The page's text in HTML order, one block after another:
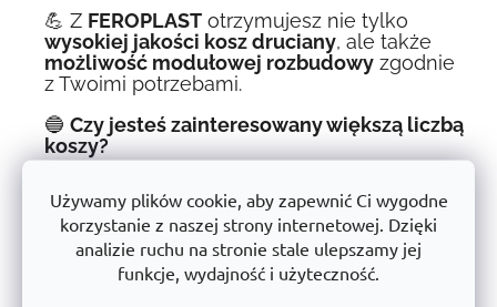
Używamy plików cookie, aby zapewnić Ci wygodne
korzystanie z naszej strony internetowej. Dzięki
analizie ruchu na stronie stale ulepszamy jej
funkcje, wydajność i użyteczność.
💪 Z FEROPLAST otrzymujesz nie tylko
wysokiej jakości kosz druciany, ale także
możliwość modułowej rozbudowy zgodnie
z Twoimi potrzebami.
🔵 Czy jesteś zainteresowany większą liczbą
koszy?
adresemshop@trestles.pllub 954 949. Z przyjemnością
przygotujemy indywidualną ofertę.
FEROPLAST - największy producent systemów
linkowych w Europie